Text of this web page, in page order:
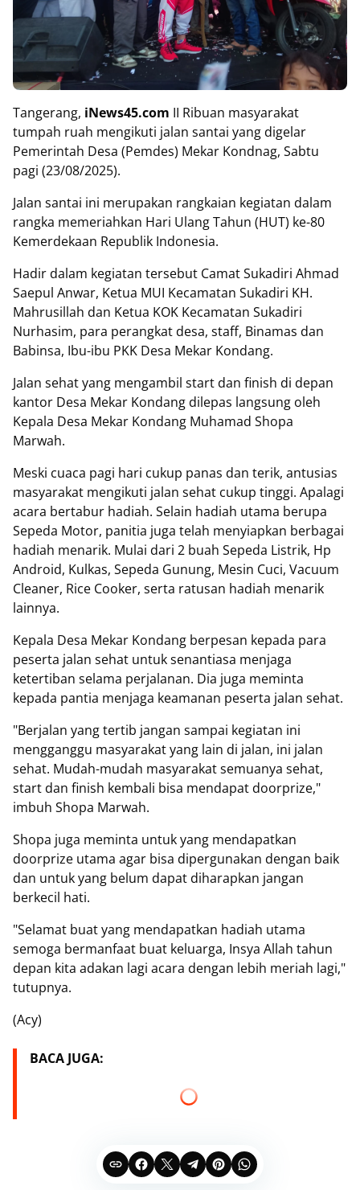
Tangerang, iNews45.com II Ribuan masyarakat
tumpah ruah mengikuti jalan santai yang digelar
Pemerintah Desa (Pemdes) Mekar Kondnag, Sabtu
pagi (23/08/2025).
Jalan santai ini merupakan rangkaian kegiatan dalam
rangka memeriahkan Hari Ulang Tahun (HUT) ke-80
Kemerdekaan Republik Indonesia.
Hadir dalam kegiatan tersebut Camat Sukadiri Ahmad
Saepul Anwar, Ketua MUI Kecamatan Sukadiri KH.
Mahrusillah dan Ketua KOK Kecamatan Sukadiri
Nurhasim, para perangkat desa, staff, Binamas dan
Babinsa, Ibu-ibu PKK Desa Mekar Kondang.
Jalan sehat yang mengambil start dan finish di depan
kantor Desa Mekar Kondang dilepas langsung oleh
Kepala Desa Mekar Kondang Muhamad Shopa
Marwah.
Meski cuaca pagi hari cukup panas dan terik, antusias
masyarakat mengikuti jalan sehat cukup tinggi. Apalagi
acara bertabur hadiah. Selain hadiah utama berupa
Sepeda Motor, panitia juga telah menyiapkan berbagai
hadiah menarik. Mulai dari 2 buah Sepeda Listrik, Hp
Android, Kulkas, Sepeda Gunung, Mesin Cuci, Vacuum
Cleaner, Rice Cooker, serta ratusan hadiah menarik
lainnya.
Kepala Desa Mekar Kondang berpesan kepada para
peserta jalan sehat untuk senantiasa menjaga
ketertiban selama perjalanan. Dia juga meminta
kepada pantia menjaga keamanan peserta jalan sehat.
"Berjalan yang tertib jangan sampai kegiatan ini
mengganggu masyarakat yang lain di jalan, ini jalan
sehat. Mudah-mudah masyarakat semuanya sehat,
start dan finish kembali bisa mendapat doorprize,"
imbuh Shopa Marwah.
Shopa juga meminta untuk yang mendapatkan
doorprize utama agar bisa dipergunakan dengan baik
dan untuk yang belum dapat diharapkan jangan
berkecil hati.
"Selamat buat yang mendapatkan hadiah utama
semoga bermanfaat buat keluarga, Insya Allah tahun
depan kita adakan lagi acara dengan lebih meriah lagi,"
tutupnya.
(Acy)
BACA JUGA: